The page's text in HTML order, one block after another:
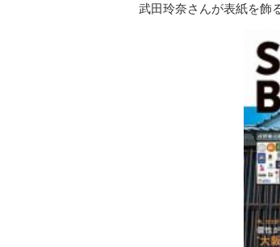
武田玲奈さんが表紙を飾